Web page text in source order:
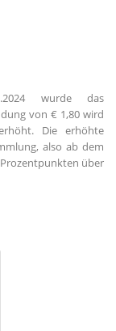
wurde das
von € 1,80 wird
Die erhöhte
also ab dem
Prozentpunkten über